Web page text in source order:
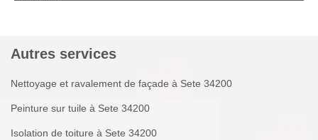
Autres services
Nettoyage et ravalement de façade à Sete 34200
Peinture sur tuile à Sete 34200
Isolation de toiture à Sete 34200